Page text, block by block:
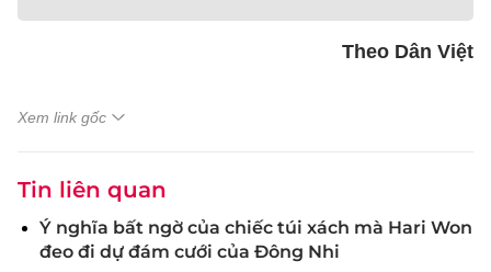
Theo Dân Việt
Xem link gốc
Tin liên quan
Ý nghĩa bất ngờ của chiếc túi xách mà Hari Won
đeo đi dự đám cưới của Đông Nhi